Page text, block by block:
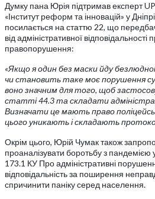
Думку пана Юрія підтримав експерт
«Інститут реформ та інновацій» у Дніпрі
посилається на статтю 22, що
від адміністративної
правопорушення:
«Якщо я один без маски йду
чи становить таке моє порушення
воно значним для того, щоб
статті 44.3 та складати
Визначати це мають право
цього уникають і складають
Окрім цього, Юрій Чумак також
проаналізувати боротьбу з пандемією
173.1 КУ Про адміністративні
відповідальність за поширення
спричинити паніку серед населення.